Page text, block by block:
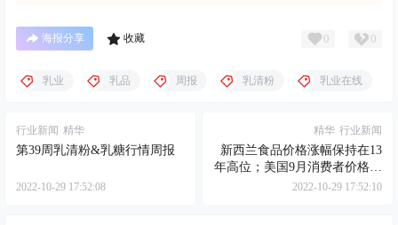
海报分享 收藏 0 0
乳业 乳品 周报 乳清粉 乳业在线
行业新闻 精华
第39周乳清粉&乳糖行情周报
2022-10-29 17:52:08
精华 行业新闻
新西兰食品价格涨幅保持在13
年高位；美国9月消费者价格指
数继续上涨；雀巢高层称仍然
2022-10-29 17:52:10